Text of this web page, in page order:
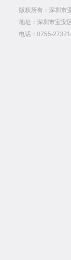
版权所有：深圳
地址：深圳市宝安
电话：0755-